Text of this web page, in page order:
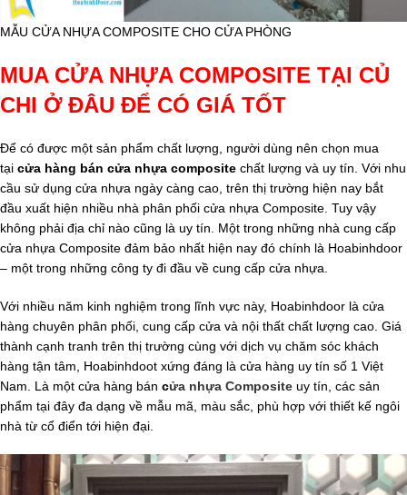
MẪU CỬA NHỰA COMPOSITE CHO CỬA PHÒNG
MUA CỬA NHỰA COMPOSITE TẠI CỦ
CHI Ở ĐÂU ĐỂ CÓ GIÁ TỐT
Để có được một sản phẩm chất lượng, người dùng nên chọn mua
tại cửa hàng bán cửa nhựa composite chất lượng và uy tín. Với nhu
cầu sử dụng cửa nhựa ngày càng cao, trên thị trường hiện nay bắt
đầu xuất hiện nhiều nhà phân phối cửa nhựa Composite. Tuy vậy
không phải địa chỉ nào cũng là uy tín. Một trong những nhà cung cấp
cửa nhựa Composite đảm bảo nhất hiện nay đó chính là Hoabinhdoor
– một trong những công ty đi đầu về cung cấp cửa nhựa.
Với nhiều năm kinh nghiệm trong lĩnh vực này, Hoabinhdoor là cửa
hàng chuyên phân phối, cung cấp cửa và nội thất chất lượng cao. Giá
thành cạnh tranh trên thị trường cùng với dịch vụ chăm sóc khách
hàng tận tâm, Hoabinhdoot xứng đáng là cửa hàng uy tín số 1 Việt
Nam. Là một cửa hàng bán cửa nhựa Composite uy tín, các sản
phẩm tại đây đa dạng về mẫu mã, màu sắc, phù hợp với thiết kế ngôi
nhà từ cổ điển tới hiện đại.